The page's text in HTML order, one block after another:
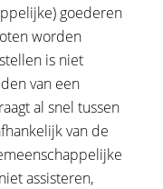
goederen
worden
is niet
van een
al snel tussen
van de
assisteren,